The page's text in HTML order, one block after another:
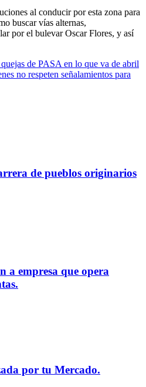
al conducir por esta zona para
buscar vías alternas,
por el bulevar Oscar Flores, y así
de PASA en lo que va de abril
no respeten señalamientos para
de pueblos originarios
a empresa que opera
por tu Mercado.